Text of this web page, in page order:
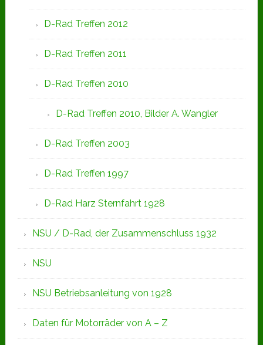
D-Rad Treffen 2012
D-Rad Treffen 2011
D-Rad Treffen 2010
D-Rad Treffen 2010, Bilder A. Wangler
D-Rad Treffen 2003
D-Rad Treffen 1997
D-Rad Harz Sternfahrt 1928
NSU / D-Rad, der Zusammenschluss 1932
NSU
NSU Betriebsanleitung von 1928
Daten für Motorräder von A – Z